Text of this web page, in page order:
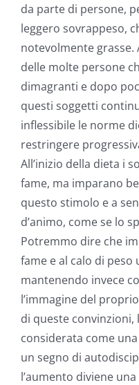
da parte di persone,
leggero sovrappeso,
notevolmente grasse.
delle molte persone
dimagranti e dopo
questi soggetti
inflessibile le norme
restringere
All’inizio della dieta i
fame, ma imparano
questo stimolo e a
d’animo, come se lo
Potremmo dire che
fame e al calo di
mantenendo invece
l’immagine del
di queste convinzioni,
considerata come
un segno di
l’aumento diviene